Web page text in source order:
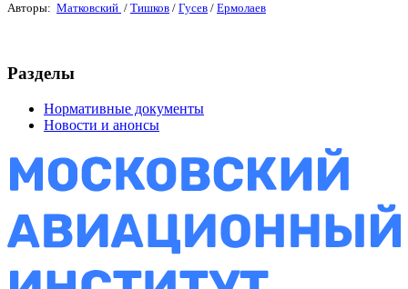
Авторы: Матковский / Тишков / Гусев / Ермолаев
Разделы
Нормативные документы
Новости и анонсы